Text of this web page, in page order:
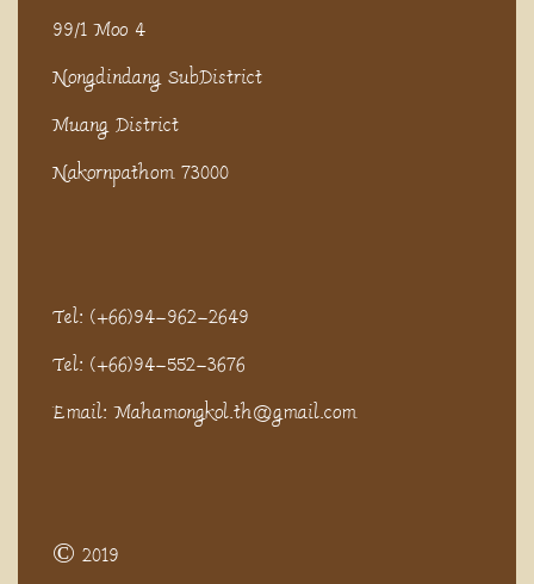
99/1 Moo 4
Nongdindang SubDistrict
Muang District
Nakornpathom 73000
Tel: (+66)94-962-2649
Tel: (+66)94-552-3676
Email: Mahamongkol.th@gmail.com
© 2019